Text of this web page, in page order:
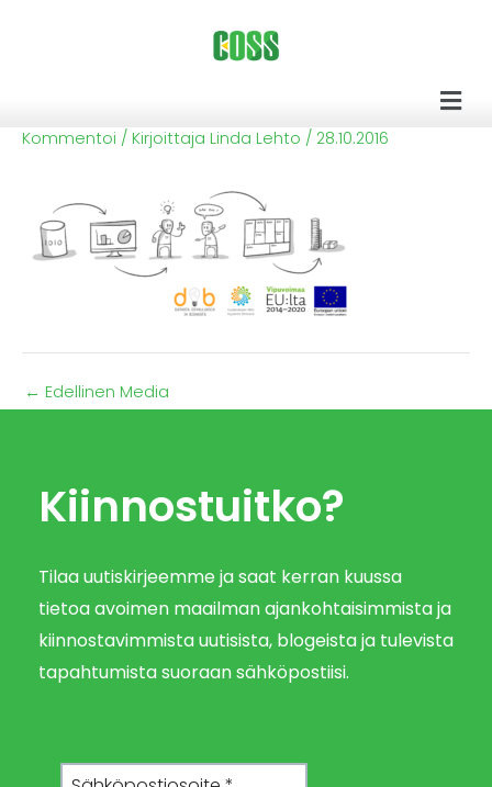
Kommentoi / Kirjoittaja Linda Lehto / 28.10.2016
← Edellinen Media
Kiinnostuitko?
Tilaa uutiskirjeemme ja saat kerran kuussa
tietoa avoimen maailman ajankohtaisimmista ja
kiinnostavimmista uutisista, blogeista ja tulevista
tapahtumista suoraan sähköpostiisi.